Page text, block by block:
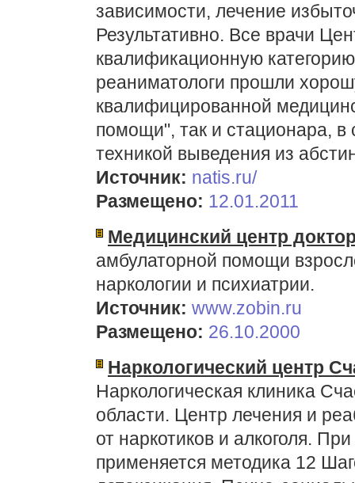
зависимости, лечение
Результативно. Все врачи
квалификационную
реаниматологи прошли
квалифицированной
помощи", так и стационара, в
техникой выведения из
Источник: natis.ru/
Размещено: 12.01.2011
Медицинский центр
амбулаторной помощи
наркологии и психиатрии.
Источник: www.zobin.ru
Размещено: 26.10.2000
Наркологический центр
Наркологическая клиника
области. Центр лечения и
от наркотиков и алкоголя.
применяется методика 12